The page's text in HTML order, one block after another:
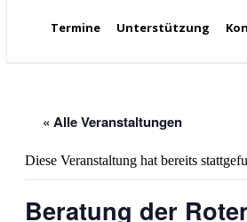
Termine Unterstützung
« Alle Veranstaltungen
Diese Veranstaltung hat bereits
Beratung der